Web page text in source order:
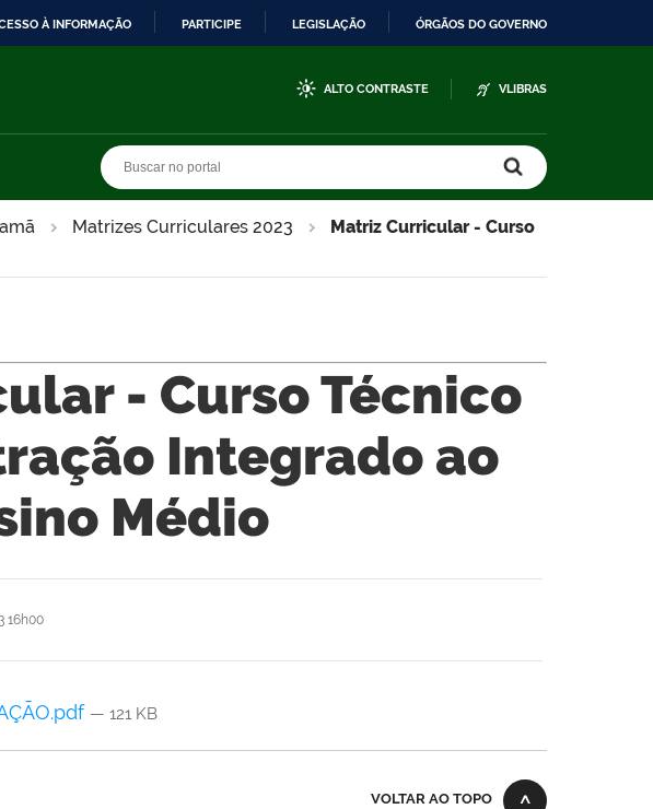
À INFORMAÇÃO PARTICIPE LEGISLAÇÃO ÓRGÃOS DO GOVERNO
ALTO CONTRASTE VLIBRAS
Matrizes Curriculares 2023
Matriz Curricular - Curso
- Curso Técnico
Integrado ao
Médio
16h00
— 121 KB
VOLTAR AO TOPO